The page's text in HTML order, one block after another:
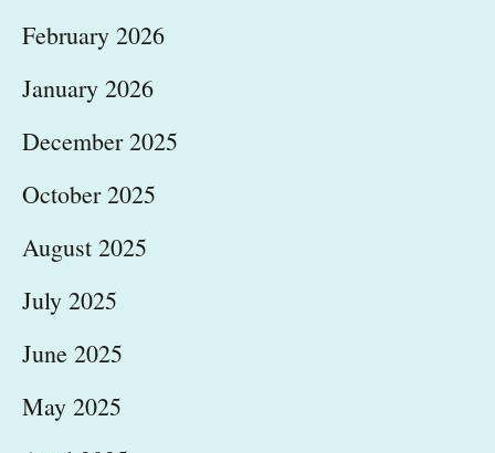
February 2026
January 2026
December 2025
October 2025
August 2025
July 2025
June 2025
May 2025